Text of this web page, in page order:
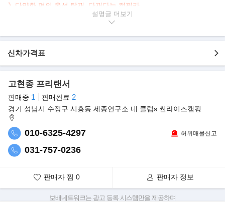
》다양한 편의 옵션 탑재, 다재다능 캠핑카
- 정식출고
- 33,186km 실주행
- 연식대비 짧은주행
- 고동색바디+네이비시트
- 다양한 편의옵션이 존재하는 캠핑카
▶옵션 내역
- 냉장고
- 도매틱 3WAY
- 배터리500a
- 태양열 100a
- 청수 탱크 용량 120L
- 오수 탱크 80L
설명글
신차가격표
고현종 프리랜서
판매중 1 판매완료 2
경기 성남시 수정구 시흥동 세종연구소 내 클럽s 썬라이즈캠핑
010-6325-4297
031-757-0236
허위매물신고
판매자 찜 0 판매자 정보
보배네트워크는 광고 등록 시스템만을 제공하며